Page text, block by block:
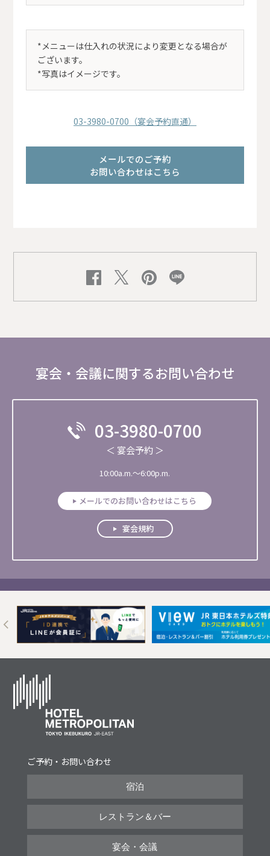
*メニューは仕入れの状況により変更となる場合が
ございます。
*写真はイメージです。
03-3980-0700（宴会予約直通）
メールでのご予約
お問い合わせはこちら
宴会・会議に関するお問い合わせ
03-3980-0700
＜ 宴会予約 ＞
10:00a.m.～6:00p.m.
メールでのお問い合わせはこちら
宴会規約
Next
ご予約・お問い合わせ
宿泊
レストラン＆バー
宴会・会議